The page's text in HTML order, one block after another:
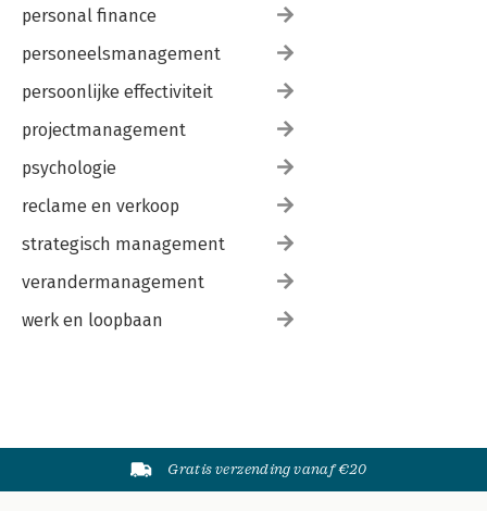
personal finance
personeelsmanagement
persoonlijke effectiviteit
projectmanagement
psychologie
reclame en verkoop
strategisch management
verandermanagement
werk en loopbaan
Gratis verzending vanaf €20